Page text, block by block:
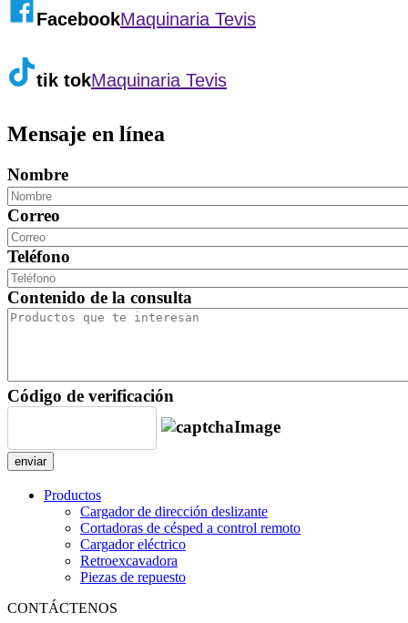
FacebookMaquinaria Tevis
tik tokMaquinaria Tevis
Mensaje en línea
Nombre
Correo
Teléfono
Contenido de la consulta
Código de verificación
enviar
Productos
Cargador de dirección deslizante
Cortadoras de césped a control remoto
Cargador eléctrico
Retroexcavadora
Piezas de repuesto
CONTÁCTENOS